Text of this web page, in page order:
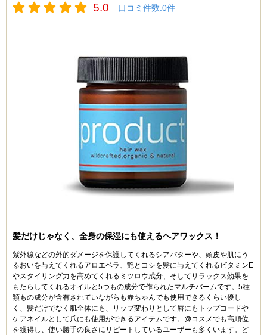
5.0 口コミ件数:0件
髪だけじゃなく、全身の保湿にも使えるヘアワックス！
紫外線などの外的ダメージを保護してくれるシアバターや、頭皮や肌にう
るおいを与えてくれるアロエベラ、艶とコシを髪に与えてくれるビタミンE
やスタイリング力を高めてくれるミツロウ成分、そしてリラックス効果を
もたらしてくれるオイルと5つもの成分で作られたマルチバームです。5種
類もの成分が含有されていながらも赤ちゃんでも使用できるくらい優し
く、髪だけでなく肌全体にも、リップ変わりとして唇にもトップコードや
ケアネイルとして爪にも使用ができるアイテムです。@コスメでも高順位
を獲得し、使い勝手の良さにリピートしているユーザーも多くいます。ど